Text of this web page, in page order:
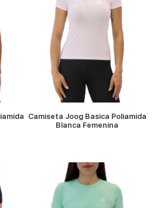
Camiseta Joog Basica Poliamida
Blanca Femenina